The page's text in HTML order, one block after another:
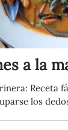
a la
Receta
los